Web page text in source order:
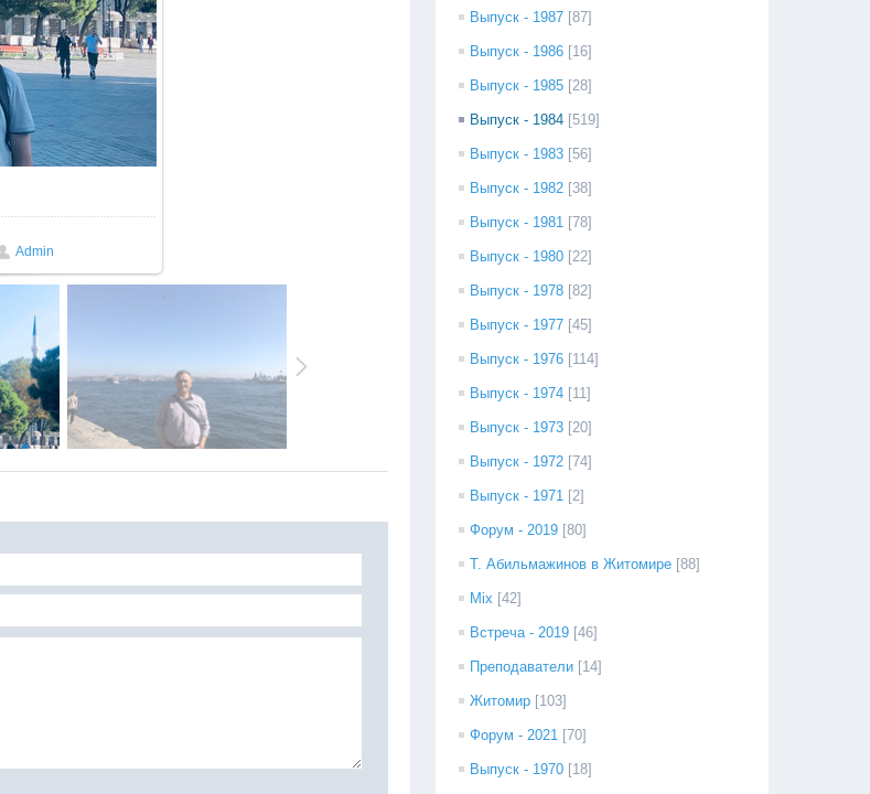
Admin
Выпуск - 1987 [87]
Выпуск - 1986 [16]
Выпуск - 1985 [28]
Выпуск - 1984 [519]
Выпуск - 1983 [56]
Выпуск - 1982 [38]
Выпуск - 1981 [78]
Выпуск - 1980 [22]
Выпуск - 1978 [82]
Выпуск - 1977 [45]
Выпуск - 1976 [114]
Выпуск - 1974 [11]
Выпуск - 1973 [20]
Выпуск - 1972 [74]
Выпуск - 1971 [2]
Форум - 2019 [80]
Т. Абильмажинов в Житомире [88]
Mix [42]
Встреча - 2019 [46]
Преподаватели [14]
Житомир [103]
Форум - 2021 [70]
Выпуск - 1970 [18]